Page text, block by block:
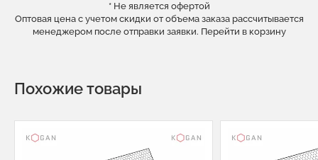
* Не является офертой
Оптовая цена с учетом скидки от объема заказа рассчитывается
менеджером после отправки заявки. Перейти в корзину
Похожие товары